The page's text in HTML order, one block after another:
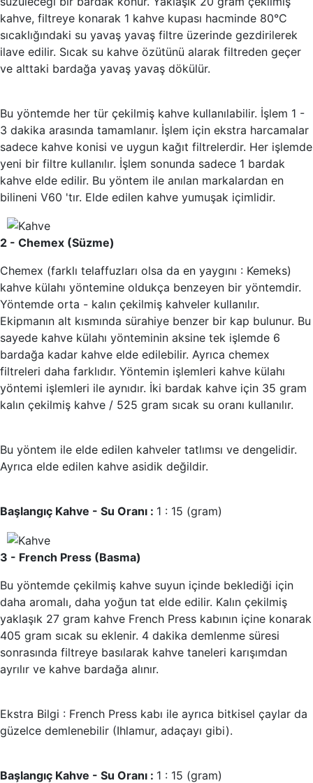
kahve, filtreye konarak 1 kahve kupası hacminde 80°C
sıcaklığındaki su yavaş yavaş filtre üzerinde gezdirilerek
ilave edilir. Sıcak su kahve özütünü alarak filtreden geçer
ve alttaki bardağa yavaş yavaş dökülür.
Bu yöntemde her tür çekilmiş kahve kullanılabilir. İşlem 1 -
3 dakika arasında tamamlanır. İşlem için ekstra harcamalar
sadece kahve konisi ve uygun kağıt filtrelerdir. Her işlemde
yeni bir filtre kullanılır. İşlem sonunda sadece 1 bardak
kahve elde edilir. Bu yöntem ile anılan markalardan en
bilineni V60 'tır. Elde edilen kahve yumuşak içimlidir.
2 - Chemex (Süzme)
Chemex (farklı telaffuzları olsa da en yaygını : Kemeks)
kahve külahı yöntemine oldukça benzeyen bir yöntemdir.
Yöntemde orta - kalın çekilmiş kahveler kullanılır.
Ekipmanın alt kısmında sürahiye benzer bir kap bulunur. Bu
sayede kahve külahı yönteminin aksine tek işlemde 6
bardağa kadar kahve elde edilebilir. Ayrıca chemex
filtreleri daha farklıdır. Yöntemin işlemleri kahve külahı
yöntemi işlemleri ile aynıdır. İki bardak kahve için 35 gram
kalın çekilmiş kahve / 525 gram sıcak su oranı kullanılır.
Bu yöntem ile elde edilen kahveler tatlımsı ve dengelidir.
Ayrıca elde edilen kahve asidik değildir.
Başlangıç Kahve - Su Oranı : 1 : 15 (gram)
3 - French Press (Basma)
Bu yöntemde çekilmiş kahve suyun içinde beklediği için
daha aromalı, daha yoğun tat elde edilir. Kalın çekilmiş
yaklaşık 27 gram kahve French Press kabının içine konarak
405 gram sıcak su eklenir. 4 dakika demlenme süresi
sonrasında filtreye basılarak kahve taneleri karışımdan
ayrılır ve kahve bardağa alınır.
Ekstra Bilgi : French Press kabı ile ayrıca bitkisel çaylar da
güzelce demlenebilir (Ihlamur, adaçayı gibi).
Başlangıç Kahve - Su Oranı : 1 : 15 (gram)